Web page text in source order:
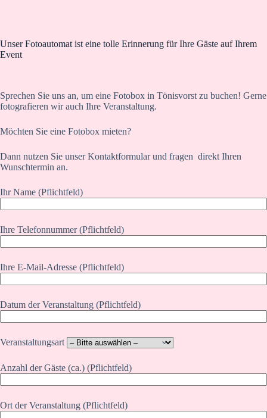
Unser Fotoautomat ist eine tolle Erinnerung für Ihre Gäste auf Ihrem
Event
Sprechen Sie uns an, um eine Fotobox in Tönisvorst zu buchen! Gerne
fotografieren wir auch Ihre Veranstaltung.
Möchten Sie eine Fotobox mieten?
Dann nutzen Sie unser Kontaktformular und fragen direkt Ihren
Wunschtermin an.
Ihr Name (Pflichtfeld)
Ihre Telefonnummer (Pflichtfeld)
Ihre E-Mail-Adresse (Pflichtfeld)
Datum der Veranstaltung (Pflichtfeld)
Veranstaltungsart
Anzahl der Gäste (ca.) (Pflichtfeld)
Ort der Veranstaltung (Pflichtfeld)